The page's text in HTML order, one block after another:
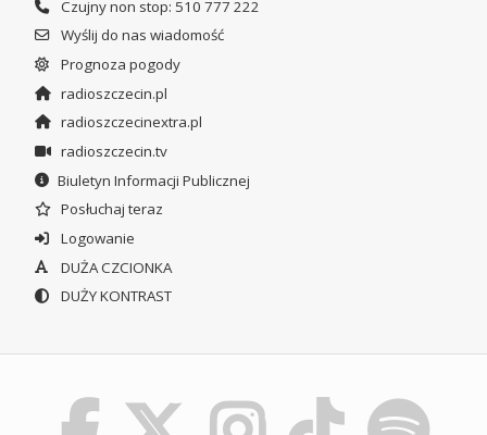
Czujny non stop: 510 777 222
Wyślij do nas wiadomość
Prognoza pogody
radioszczecin.pl
radioszczecinextra.pl
radioszczecin.tv
Biuletyn Informacji Publicznej
Posłuchaj teraz
Logowanie
DUŻA CZCIONKA
DUŻY KONTRAST